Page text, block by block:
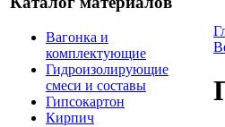
Вагонка и
комплектующие
Гидроизолирующие
смеси и составы
Гипсокартон
Кирпич